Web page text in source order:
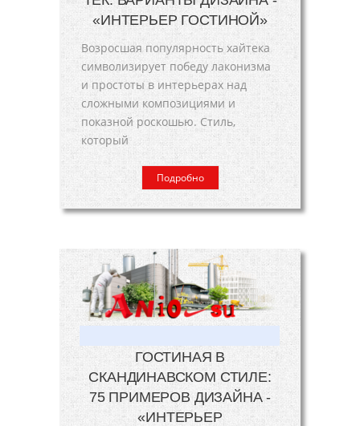
«ИНТЕРЬЕР ГОСТИНОЙ»
Возросшая популярность хайтека
символизирует победу лаконизма
и простоты в интерьерах над
сложными композициями и
показной роскошью. Стиль,
который
Подробно
ГОСТИНАЯ В
СКАНДИНАВСКОМ СТИЛЕ:
75 ПРИМЕРОВ ДИЗАЙНА -
«ИНТЕРЬЕР